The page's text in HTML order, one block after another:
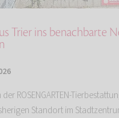
Trier ins benachbarte
der ROSENGARTEN-
Standort im